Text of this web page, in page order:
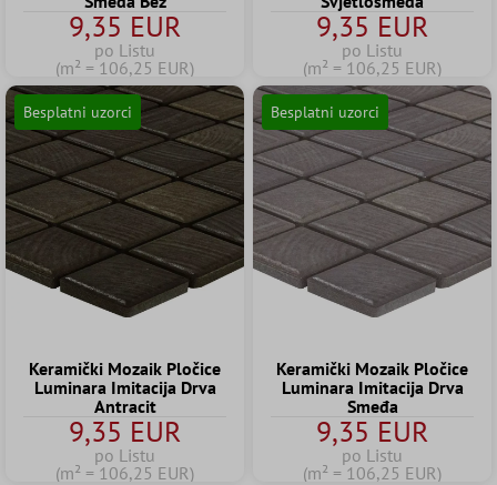
9,35 EUR
po Listu
(m² = 106,25 EUR)
9,35 EUR
po Listu
(m² = 106,25 EUR)
Besplatni uzorci
Keramički Mozaik Pločice
Luminara Imitacija Drva
Antracit
9,35 EUR
po Listu
(m² = 106,25 EUR)
Besplatni uzorci
Keramički Mozaik Pločice
Luminara Imitacija Drva
Smeđa
9,35 EUR
po Listu
(m² = 106,25 EUR)